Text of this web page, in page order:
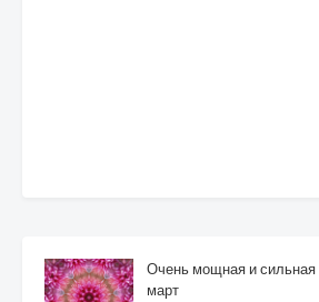
Очень мощная и
март